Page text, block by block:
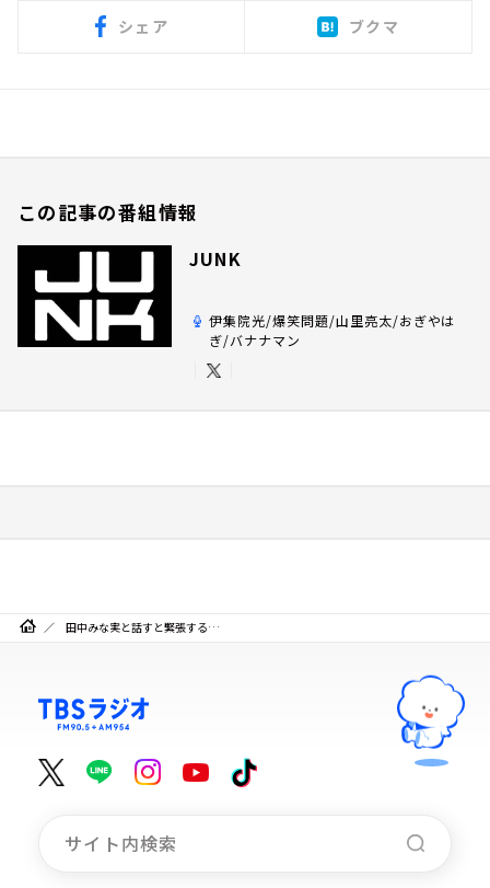
シェア ブクマ
この記事の番組情報
JUNK
伊集院光/爆笑問題/山里亮太/おぎやは
ぎ/バナナマン
田中みな実と話すと緊張する…